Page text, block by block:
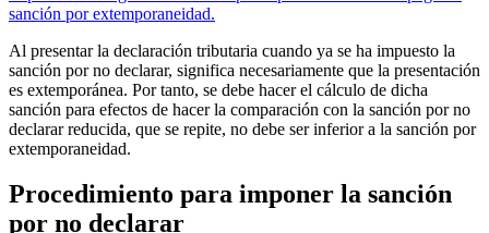
sanción por extemporaneidad.
Al presentar la declaración tributaria cuando ya se ha impuesto la
sanción por no declarar, significa necesariamente que la presentación
es extemporánea. Por tanto, se debe hacer el cálculo de dicha
sanción para efectos de hacer la comparación con la sanción por no
declarar reducida, que se repite, no debe ser inferior a la sanción por
extemporaneidad.
Procedimiento para imponer la sanción
por no declarar